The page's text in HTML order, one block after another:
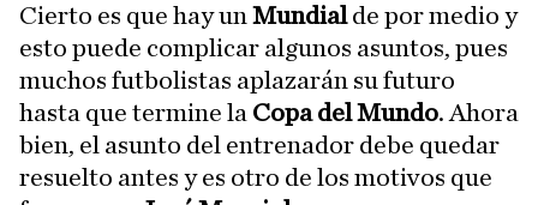
Cierto es que hay un Mundialde por medio y
esto puede complicar algunos asuntos, pues
muchos futbolistas aplazarán su futuro
hasta que termine la Copa del Mundo. Ahora
bien, el asunto del entrenador debe quedar
resuelto antes y es otro de los motivos que